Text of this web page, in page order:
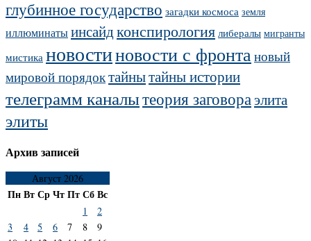
глубинное государство загадки космоса земля
иллюминатыинсайдконспирология либералы мигранты
мистика новостиновости с фронтановый
мировой порядоктайнытайны истории
телеграмм каналытеория заговораэлита
элиты
Архив записей
Август 2026
ПнВтСрЧтПтСбВс
1
2
3
4 5 6 7 8
9